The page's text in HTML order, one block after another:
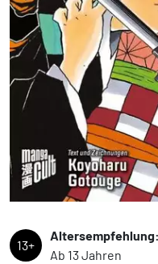
13+
Altersempfehlung:
Ab 13 Jahren